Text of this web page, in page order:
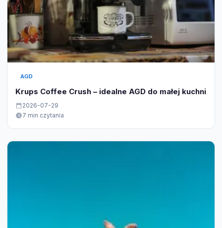
AGD
Krups Coffee Crush – idealne AGD do małej kuchni
2026-07-29
7 min czytania